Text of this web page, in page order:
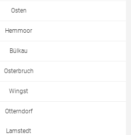
Osten
Hemmoor
Bülkau
Osterbruch
Wingst
Otterndorf
Lamstedt